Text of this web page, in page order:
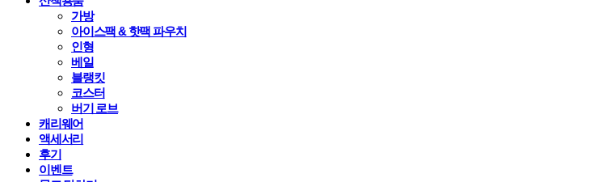
가방
아이스팩 & 핫팩 파우치
인형
베일
블랭킷
코스터
버기 로브
캐리웨어
액세서리
후기
이벤트